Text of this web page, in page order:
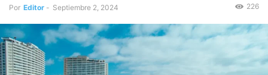
Por Editor - Septiembre 2, 2024 226